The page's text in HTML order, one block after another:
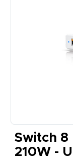
UBIQUITI
Switch 8
210W -